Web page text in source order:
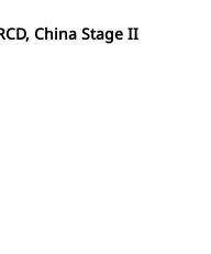
China Stage II